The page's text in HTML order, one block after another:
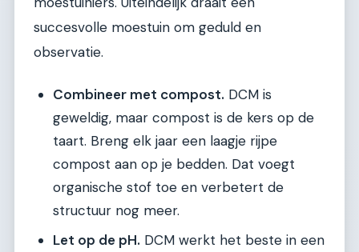
succesvolle moestuin om geduld en
observatie.
Combineer met compost. DCM is
geweldig, maar compost is de kers op de
taart. Breng elk jaar een laagje rijpe
compost aan op je bedden. Dat voegt
organische stof toe en verbetert de
structuur nog meer.
Let op de pH. DCM werkt het beste in een